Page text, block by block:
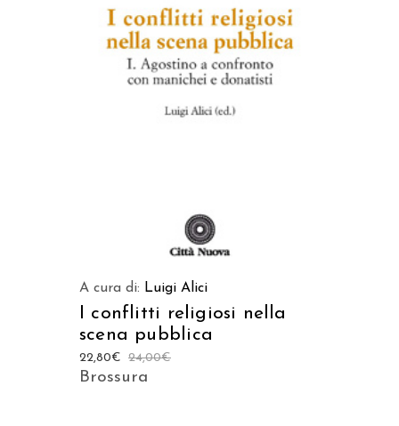
A cura di: Luigi Alici
I conflitti religiosi nella
scena pubblica
24,00€
22,80€
Brossura